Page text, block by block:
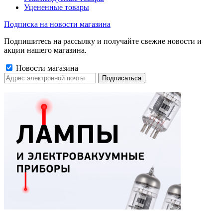
Уцененные товары
Подписка на новости магазина
Подпишитесь на рассылку и получайте свежие новости и
акции нашего магазина.
Новости магазина